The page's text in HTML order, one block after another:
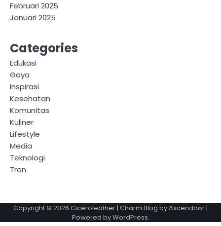
Februari 2025
Januari 2025
Categories
Edukasi
Gaya
Inspirasi
Kesehatan
Komunitas
Kuliner
Lifestyle
Media
Teknologi
Tren
Copyright © 2026 Ciceroleather | Charm Blog byAscendoor |
Powered byWordPress.